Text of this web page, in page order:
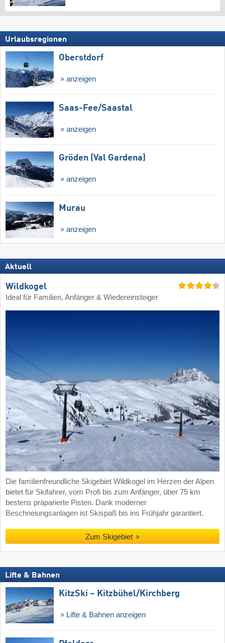
Urlaubsregionen
Oberstdorf
anzeigen
Saas-Fee/​Saastal
anzeigen
Gröden (Val Gardena)
anzeigen
Murau
anzeigen
Aktuell
Wildkogel
Ideal für Familien, Anfänger & Wiedereinsteiger
Die familienfreundliche Skigebiet Wildkogel im Herzen der Alpen
bietet für Skifahrer, vom Profi bis zum Anfänger, über 75 km
bestens präparierte Pisten. Dank moderner
Beschneiungsanlagen ist Skispaß bis ins Frühjahr garantiert.
Zum Skigebiet
Lifte & Bahnen
KitzSki – Kitzbühel/​Kirchberg
Lifte & Bahnen anzeigen